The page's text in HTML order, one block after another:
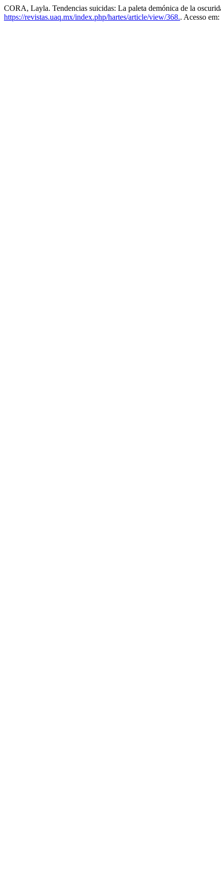
CORA, Layla. Tendencias suicidas: La paleta demónica de la
https://revistas.uaq.mx/index.php/hartes/article/view/368.. Acesso